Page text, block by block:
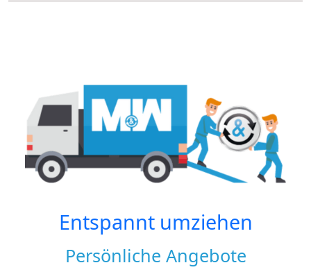
Entspannt umziehen
Persönliche Angebote